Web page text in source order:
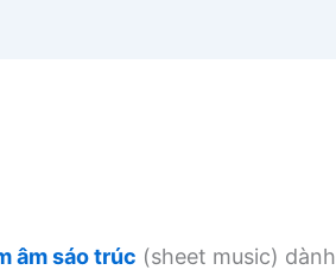
âm sáo trúc (sheet music) dành